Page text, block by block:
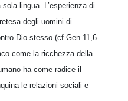
lingua. L’esperienza di
degli uomini di
Dio stesso (cf Gen 11,6-
come la ricchezza della
ha come radice il
le relazioni sociali e